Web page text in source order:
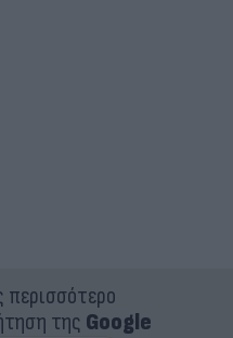
περισσότερο
της Google